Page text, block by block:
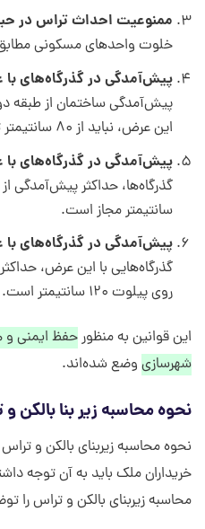
ممنوعیت احداث تراس در
خلوت واحدهای مسکونی
پیش‌آمدگی در گذرگاه‌های با عرض ۱۰ تا
پیش‌آمدگی ساختمان از طبقه
این عرض، نباید از ۸۰ سانتیمتر تجاوز کند.
پیش‌آمدگی در گذرگاه‌های با عرض ۱۲ تا
سانتیمتر مجاز است.
پیش‌آمدگی در گذرگاه‌های با عرض
گذرگاه‌هایی با این عرض،
روی پیلوت ۱۲۰ سانتیمتر است.
این قوانین به منظورحفظ ایمنی و
شهرسازی وضع شده‌اند.
نحوه محاسبه زیر بنا بالکن
نحوه محاسبه زیربنای بالکن و
خریداران ملک باید به آن توجه
محاسبه زیربنای بالکن و تراس را